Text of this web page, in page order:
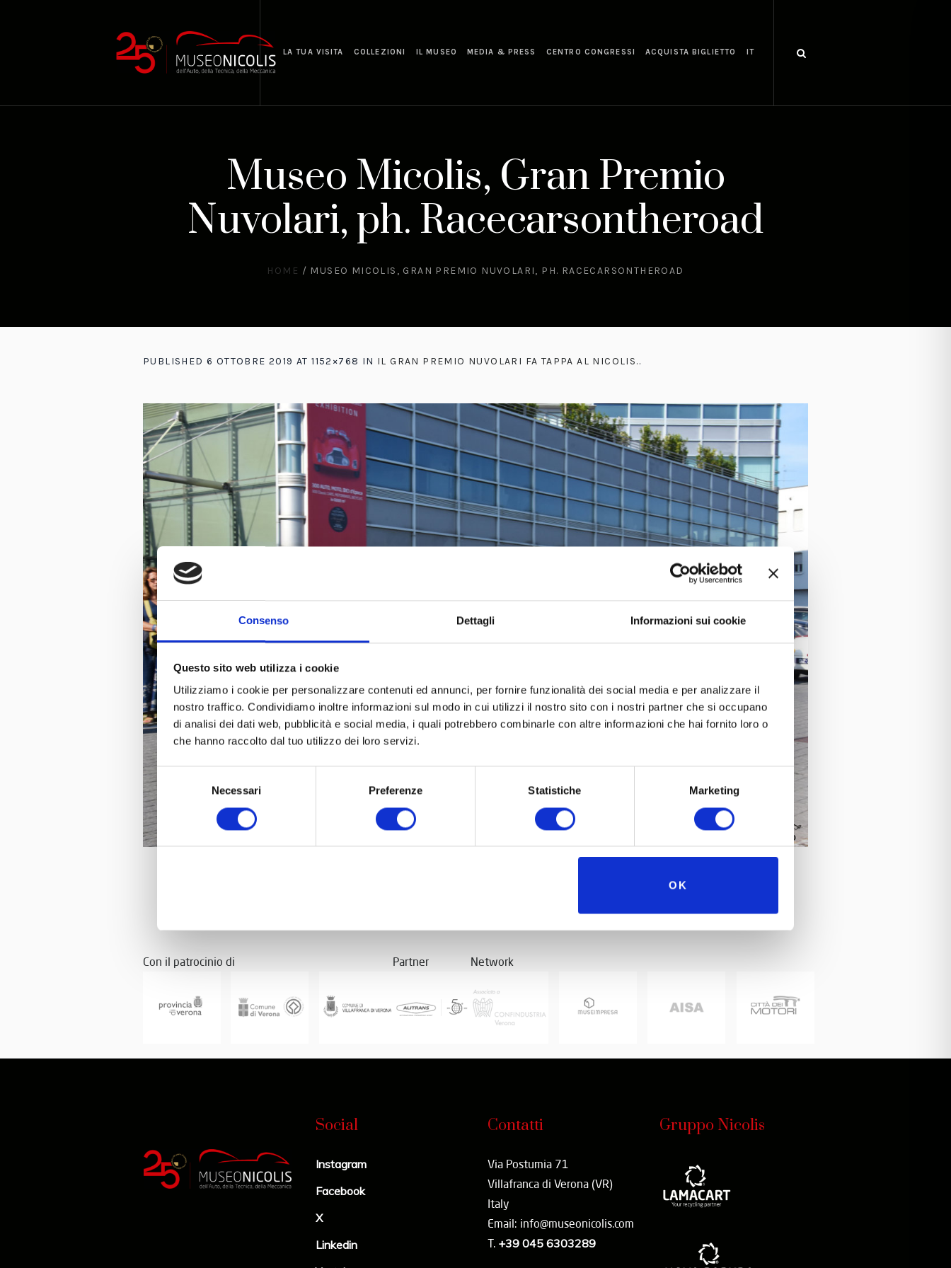
Consenso Dettagli Informazioni sui cookie
Questo sito web utilizza i cookie
Utilizziamo i cookie per personalizzare contenuti ed annunci, per fornire funzionalità dei social media e per analizzare il
nostro traffico. Condividiamo inoltre informazioni sul modo in cui utilizzi il nostro sito con i nostri partner che si occupano
di analisi dei dati web, pubblicità e social media, i quali potrebbero combinarle con altre informazioni che hai fornito loro o
che hanno raccolto dal tuo utilizzo dei loro servizi.
Selezione
del
consenso
Necessari Preferenze Statistiche Marketing
OK
LA TUA VISITA COLLEZIONI IL MUSEO MEDIA & PRESS CENTRO CONGRESSI ACQUISTA BIGLIETTO IT
Museo Micolis, Gran Premio
Nuvolari, ph. Racecarsontheroad
HOME / MUSEO MICOLIS, GRAN PREMIO NUVOLARI, PH. RACECARSONTHEROAD
PUBLISHED 6 OTTOBRE 2019 AT 1152×768 IN IL GRAN PREMIO NUVOLARI FA TAPPA AL NICOLIS..
Con il patrocinio di Partner Network
Social
Instagram
Facebook
X
Linkedin
Contatti
Via Postumia 71
Villafranca di Verona (VR)
Italy
Email: info@museonicolis.com
T. +39 045 6303289
Gruppo Nicolis